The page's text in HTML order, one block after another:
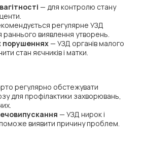
— для контролю стану
регулярне УЗД
виявлення утворень.
порушеннях— УЗД органів малого
стан яєчників і матки.
регулярно обстежувати
для профілактики захворювань,
— УЗД нирок і
виявити причину проблем.